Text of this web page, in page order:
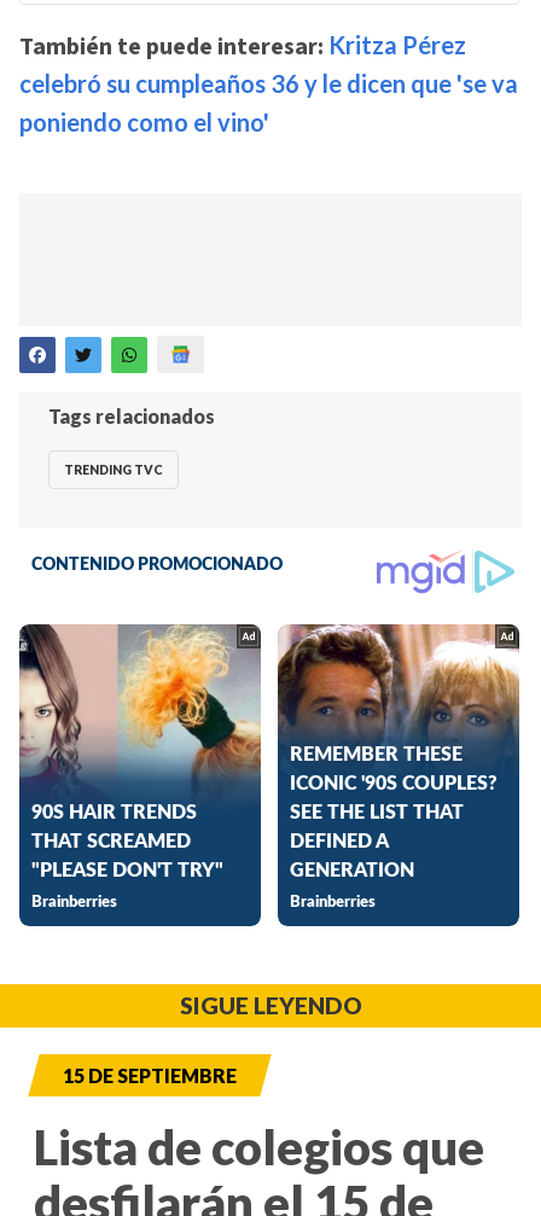
También te puede interesar: Kritza Pérez
celebró su cumpleaños 36 y le dicen que 'se va
poniendo como el vino'
Tags relacionados
TRENDING TVC
SIGUE LEYENDO
15 DE SEPTIEMBRE
Lista de colegios que
desfilarán el 15 de